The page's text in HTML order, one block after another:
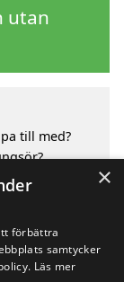
utan
till med?
×
förbättra
samtycker
Läs mer